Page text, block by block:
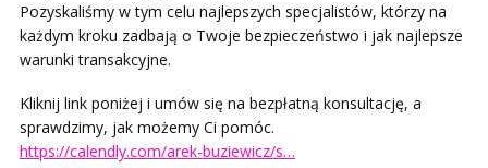
Pozyskaliśmy w tym celu najlepszych specjalistów, którzy na
każdym kroku zadbają o Twoje bezpieczeństwo i jak najlepsze
warunki transakcyjne.
Kliknij link poniżej i umów się na bezpłatną konsultację, a
sprawdzimy, jak możemy Ci pomóc.
https://calendly.com/arek-buziewicz/s…